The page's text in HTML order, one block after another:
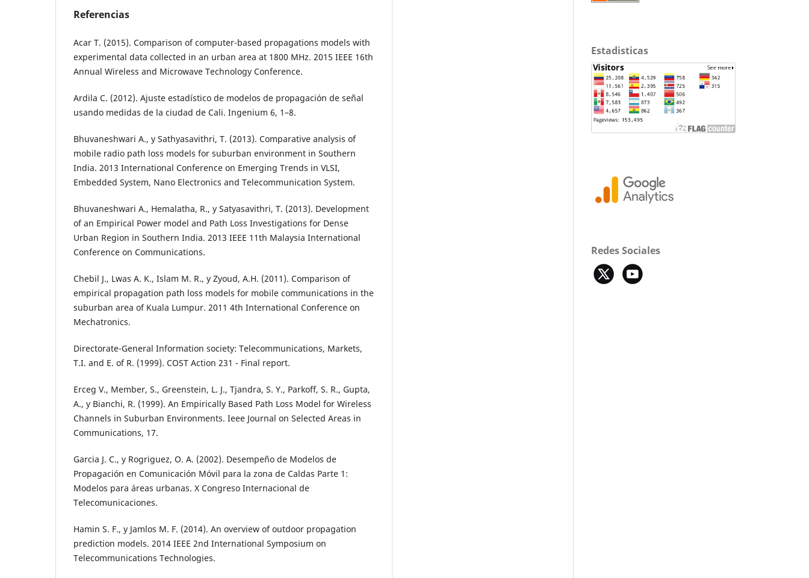
Referencias
Acar T. (2015). Comparison of computer-based propagations models with
experimental data collected in an urban area at 1800 MHz. 2015 IEEE 16th
Annual Wireless and Microwave Technology Conference.
Ardila C. (2012). Ajuste estadístico de modelos de propagación de señal
usando medidas de la ciudad de Cali. Ingenium 6, 1–8.
Bhuvaneshwari A., y Sathyasavithri, T. (2013). Comparative analysis of
mobile radio path loss models for suburban environment in Southern
India. 2013 International Conference on Emerging Trends in VLSI,
Embedded System, Nano Electronics and Telecommunication System.
Bhuvaneshwari A., Hemalatha, R., y Satyasavithri, T. (2013). Development
of an Empirical Power model and Path Loss Investigations for Dense
Urban Region in Southern India. 2013 IEEE 11th Malaysia International
Conference on Communications.
Chebil J., Lwas A. K., Islam M. R., y Zyoud, A.H. (2011). Comparison of
empirical propagation path loss models for mobile communications in the
suburban area of Kuala Lumpur. 2011 4th International Conference on
Mechatronics.
Directorate-General Information society: Telecommunications, Markets,
T.I. and E. of R. (1999). COST Action 231 - Final report.
Erceg V., Member, S., Greenstein, L. J., Tjandra, S. Y., Parkoff, S. R., Gupta,
A., y Bianchi, R. (1999). An Empirically Based Path Loss Model for Wireless
Channels in Suburban Environments. Ieee Journal on Selected Areas in
Communications, 17.
Garcia J. C., y Rogriguez, O. A. (2002). Desempeño de Modelos de
Propagación en Comunicación Móvil para la zona de Caldas Parte 1:
Modelos para áreas urbanas. X Congreso Internacional de
Telecomunicaciones.
Hamin S. F., y Jamlos M. F. (2014). An overview of outdoor propagation
prediction models. 2014 IEEE 2nd International Symposium on
Telecommunications Technologies.
Estadisticas
Redes Sociales